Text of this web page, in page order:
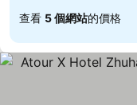
查看 5 個網站的價格